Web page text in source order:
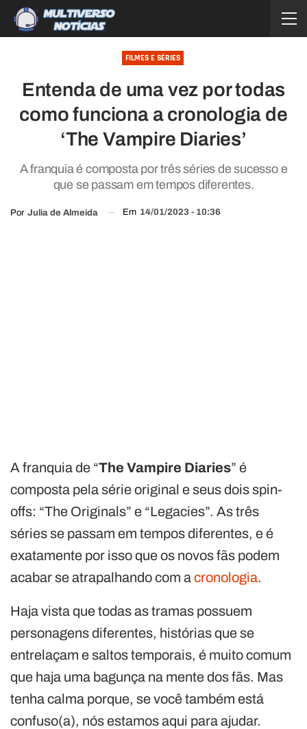
FILMES E SÉRIES
Entenda de uma vez por todas
como funciona a cronologia de
‘The Vampire Diaries’
A franquia é composta por três séries de sucesso e
que se passam em tempos diferentes.
Por Julia de Almeida Em 14/01/2023 - 10:36
A franquia de “The Vampire Diaries” é
composta pela série original e seus dois spin-
offs: “The Originals” e “Legacies”. As três
séries se passam em tempos diferentes, e é
exatamente por isso que os novos fãs podem
acabar se atrapalhando com acronologia.
Haja vista que todas as tramas possuem
personagens diferentes, histórias que se
entrelaçam e saltos temporais, é muito comum
que haja uma bagunça na mente dos fãs. Mas
tenha calma porque, se você também está
confuso(a), nós estamos aqui para ajudar.